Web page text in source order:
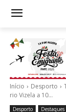
Início Desporto
rio Vizela a 10...
Desporto Destaques